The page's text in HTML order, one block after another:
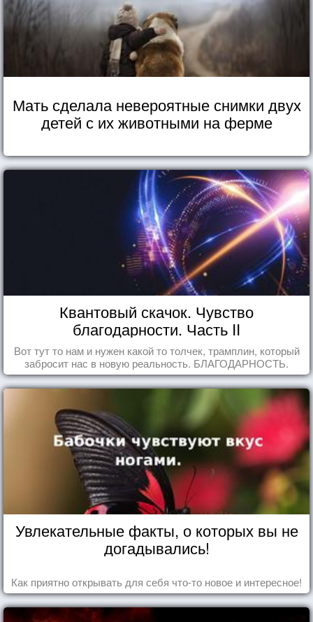
Мать сделала невероятные снимки двух
детей с их животными на ферме
Квантовый скачок. Чувство
благодарности. Часть II
Вот тут то нам и нужен какой то толчек, трамплин, который
забросит нас в новую реальность. БЛАГОДАРНОСТЬ.
Увлекательные факты, о которых вы не
догадывались!
Как приятно открывать для себя что-то новое и интересное!